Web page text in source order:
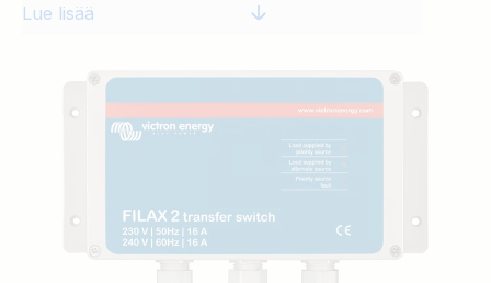
verkkosähkö, generaattori tai
virransyöttölähteenä toimii yleensä
invertteri. Filax 2:n kytkentäaika on alle 20
ms. Näin lyhyt kytkentäaika mahdollistaa
herkkienkin laitteiden toiminnan jatkumisen
häiriöttä. Filax ei sovellu suuritehoisten
kotitalouslaitteiden kuten pesukoneiden tai
Lue lisää